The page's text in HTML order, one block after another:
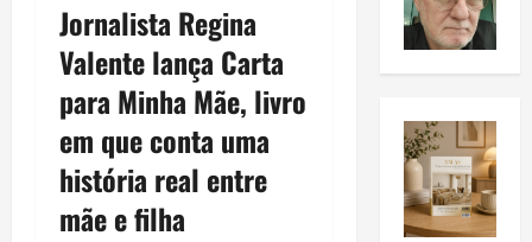
Jornalista Regina
Valente lança Carta
para Minha Mãe, livro
em que conta uma
história real entre
mãe e filha